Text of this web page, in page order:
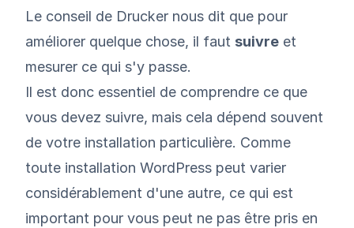
Le conseil de Drucker nous dit que pour
améliorer quelque chose, il faut suivre et
mesurer ce qui s'y passe.
Il est donc essentiel de comprendre ce que
vous devez suivre, mais cela dépend souvent
de votre installation particulière. Comme
toute installation WordPress peut varier
considérablement d'une autre, ce qui est
important pour vous peut ne pas être pris en